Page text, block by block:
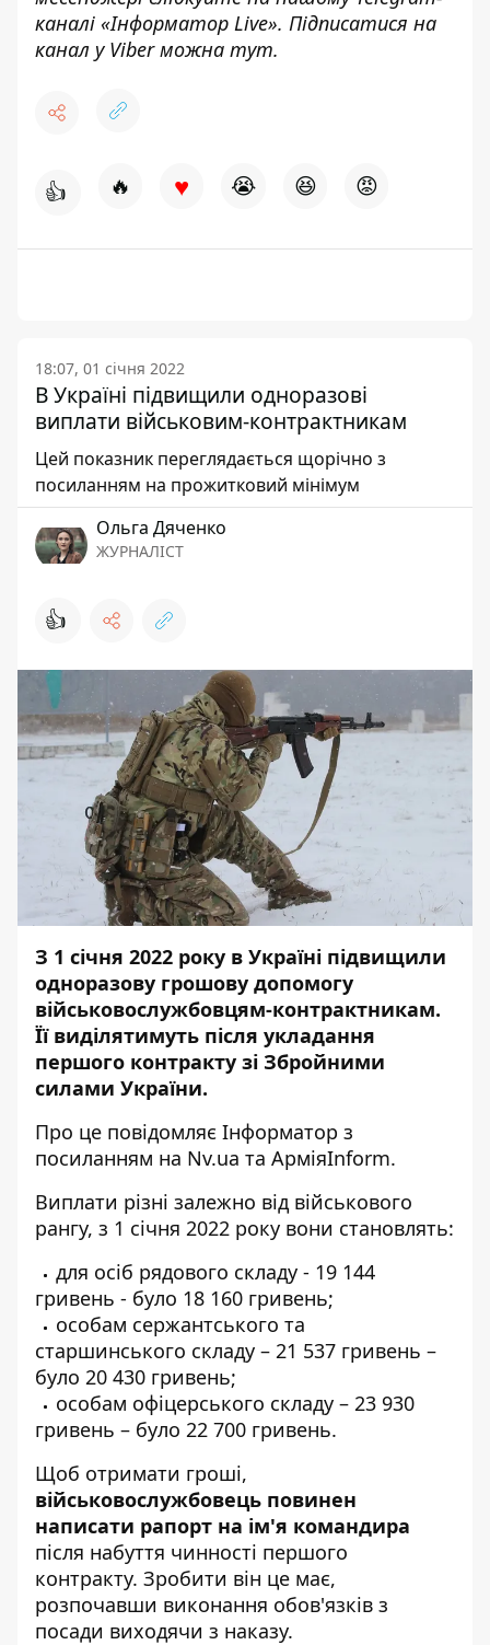
каналі «Інформатор Live». Підписатися на
канал у Viber можна тут.
👍 🔥 ♥ 😭 😆 😡
18:07, 01 січня 2022
В Україні підвищили одноразові
виплати військовим-контрактникам
Цей показник переглядається щорічно з
посиланням на прожитковий мінімум
Ольга Дяченко
ЖУРНАЛІСТ
👍
З 1 січня 2022 року в Україні підвищили
одноразову грошову допомогу
військовослужбовцям-контрактникам.
Її виділятимуть після укладання
першого контракту зі Збройними
силами України.
Про це повідомляє Інформатор з
посиланням на Nv.ua та АрміяInform.
Виплати різні залежно від військового
рангу, з 1 січня 2022 року вони становлять:
для осіб рядового складу - 19 144
гривень - було 18 160 гривень;
особам сержантського та
старшинського складу – 21 537 гривень –
було 20 430 гривень;
особам офіцерського складу – 23 930
гривень – було 22 700 гривень.
Щоб отримати гроші,
військовослужбовець повинен
написати рапорт на ім'я командира
після набуття чинності першого
контракту. Зробити він це має,
розпочавши виконання обов'язків з
посади виходячи з наказу.